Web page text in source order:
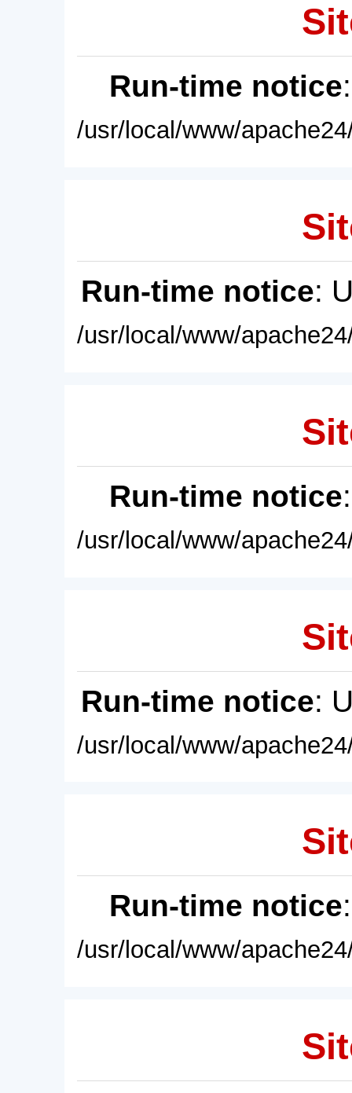
Run-time notice
/usr/local/www/
Run-time notice:
/usr/local/www/
Run-time notice
/usr/local/www/
Run-time notice:
/usr/local/www/
Run-time notice
/usr/local/www/